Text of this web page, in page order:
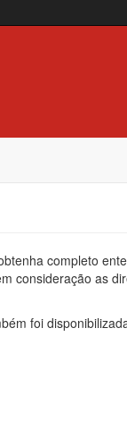
completo
consideração as
foi